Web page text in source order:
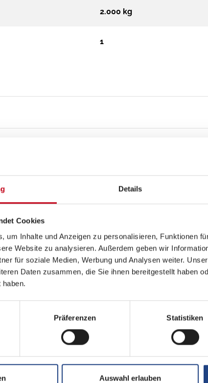
Details
Cookies
um Inhalte und Anzeigen zu personalisieren, Funktionen
Website zu analysieren. Außerdem geben wir
für soziale Medien, Werbung und Analysen weiter.
Daten zusammen, die Sie ihnen bereitgestellt haben
Präferenzen Statistiken
Auswahl erlauben
2.000 kg
1
4
WC
Queensbett